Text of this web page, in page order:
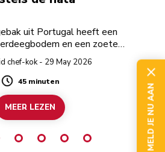
uit Portugal heeft een
en een zoete
sausvulling.
chef-kok - 29 May 2026
Duration
45 minuten
MEER LEZEN MELD JE NU AAN